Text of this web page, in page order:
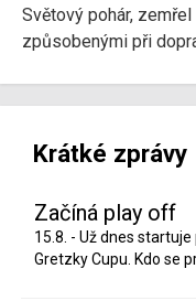
Světový pohár,
způsobenými při
Krátké zprávy
Začíná play off
15.8. - Už dnes
Gretzky Cupu. Kdo se